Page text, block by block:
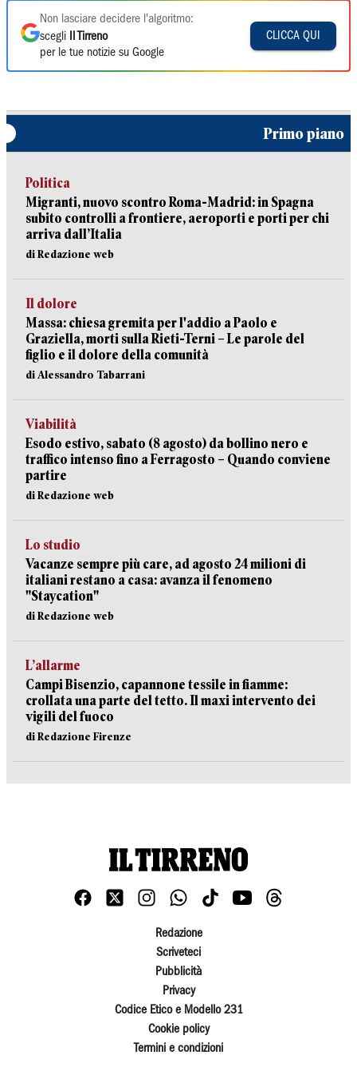
Non lasciare decidere l'algoritmo:
scegli
Il Tirreno
per le tue notizie su Google
CLICCA QUI
Primo piano
Politica
Migranti, nuovo scontro Roma-Madrid: in Spagna
subito controlli a frontiere, aeroporti e porti per chi
arriva dall’Italia
di Redazione web
Il dolore
Massa: chiesa gremita per l'addio a Paolo e
Graziella, morti sulla Rieti-Terni – Le parole del
figlio e il dolore della comunità
di Alessandro Tabarrani
Viabilità
Esodo estivo, sabato (8 agosto) da bollino nero e
traffico intenso fino a Ferragosto – Quando conviene
partire
di Redazione web
Lo studio
Vacanze sempre più care, ad agosto 24 milioni di
italiani restano a casa: avanza il fenomeno
"Staycation"
di Redazione web
L’allarme
Campi Bisenzio, capannone tessile in fiamme:
crollata una parte del tetto. Il maxi intervento dei
vigili del fuoco
di Redazione Firenze
Redazione
Scriveteci
Pubblicità
Privacy
Codice Etico e Modello 231
Cookie policy
Termini e condizioni